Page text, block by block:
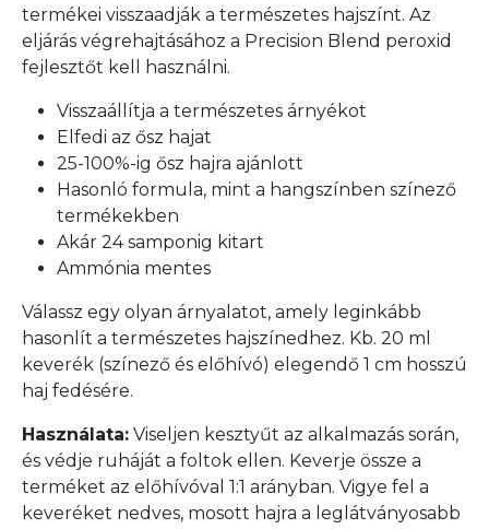
termékei visszaadják a természetes hajszínt. Az
eljárás végrehajtásához a Precision Blend peroxid
fejlesztőt kell használni.
Visszaállítja a természetes árnyékot
Elfedi az ősz hajat
25-100%-ig ősz hajra ajánlott
Hasonló formula, mint a hangszínben színező
termékekben
Akár 24 samponig kitart
Ammónia mentes
Válassz egy olyan árnyalatot, amely leginkább
hasonlít a természetes hajszínedhez. Kb. 20 ml
keverék (színező és előhívó) elegendő 1 cm hosszú
haj fedésére.
Használata: Viseljen kesztyűt az alkalmazás során,
és védje ruháját a foltok ellen. Keverje össze a
terméket az előhívóval 1:1 arányban. Vigye fel a
keveréket nedves, mosott hajra a leglátványosabb